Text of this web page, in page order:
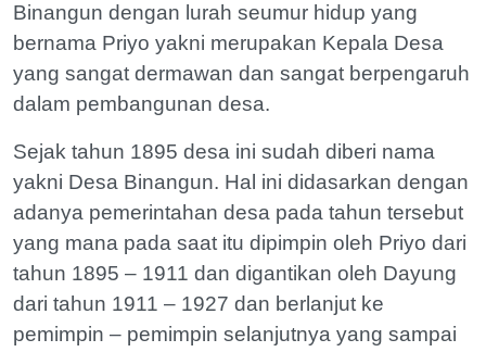
Binangun dengan lurah seumur hidup yang
bernama Priyo yakni merupakan Kepala Desa
yang sangat dermawan dan sangat berpengaruh
dalam pembangunan desa.
Sejak tahun 1895 desa ini sudah diberi nama
yakni Desa Binangun. Hal ini didasarkan dengan
adanya pemerintahan desa pada tahun tersebut
yang mana pada saat itu dipimpin oleh Priyo dari
tahun 1895 – 1911 dan digantikan oleh Dayung
dari tahun 1911 – 1927 dan berlanjut ke
pemimpin – pemimpin selanjutnya yang sampai